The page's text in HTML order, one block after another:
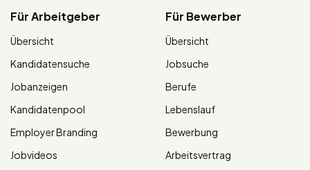
Für Arbeitgeber
Übersicht
Kandidatensuche
Jobanzeigen
Kandidatenpool
Employer Branding
Jobvideos
Für Bewerber
Übersicht
Jobsuche
Berufe
Lebenslauf
Bewerbung
Arbeitsvertrag